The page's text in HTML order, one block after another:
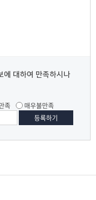
에 대하여 만족하시나
족 매우불만족